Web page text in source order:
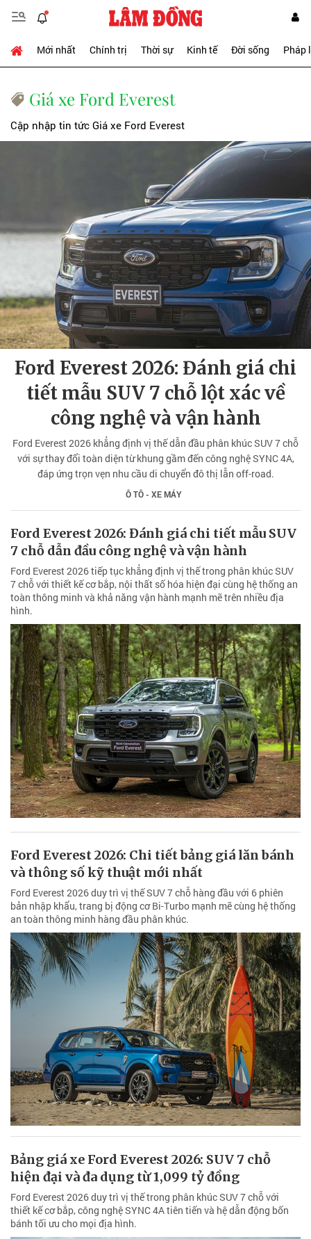
Mới nhất Chính trị Thời sự Kinh tế Đời sống Pháp
Giá xe Ford Everest
Cập nhập tin tức Giá xe Ford Everest
Ford Everest 2026: Đánh giá chi
tiết mẫu SUV 7 chỗ lột xác về
công nghệ và vận hành
Ford Everest 2026 khẳng định vị thế dẫn đầu phân khúc SUV 7 chỗ
với sự thay đổi toàn diện từ khung gầm đến công nghệ SYNC 4A,
đáp ứng trọn vẹn nhu cầu di chuyển đô thị lẫn off-road.
Ô TÔ - XE MÁY
Ford Everest 2026: Đánh giá chi tiết mẫu SUV
7 chỗ dẫn đầu công nghệ và vận hành
Ford Everest 2026 tiếp tục khẳng định vị thế trong phân khúc SUV
7 chỗ với thiết kế cơ bắp, nội thất số hóa hiện đại cùng hệ thống an
toàn thông minh và khả năng vận hành mạnh mẽ trên nhiều địa
hình.
Ford Everest 2026: Chi tiết bảng giá lăn bánh
và thông số kỹ thuật mới nhất
Ford Everest 2026 duy trì vị thế SUV 7 chỗ hàng đầu với 6 phiên
bản nhập khẩu, trang bị động cơ Bi-Turbo mạnh mẽ cùng hệ thống
an toàn thông minh hàng đầu phân khúc.
Bảng giá xe Ford Everest 2026: SUV 7 chỗ
hiện đại và đa dụng từ 1,099 tỷ đồng
Ford Everest 2026 duy trì vị thế trong phân khúc SUV 7 chỗ với
thiết kế cơ bắp, công nghệ SYNC 4A tiên tiến và hệ dẫn động bốn
bánh tối ưu cho mọi địa hình.